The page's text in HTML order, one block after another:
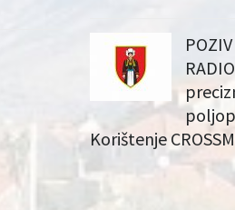
Korištenje